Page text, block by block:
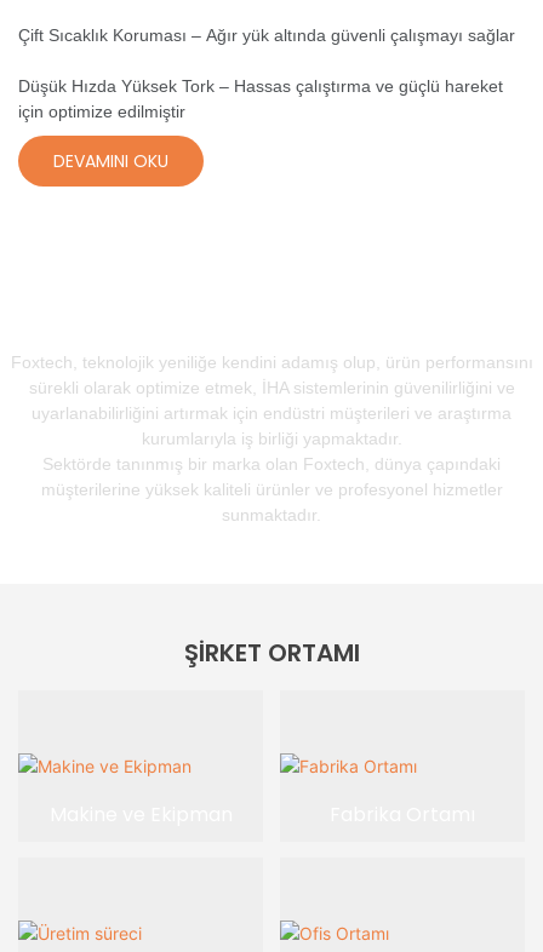
Çift Sıcaklık Koruması – Ağır yük altında güvenli çalışmayı sağlar
Düşük Hızda Yüksek Tork – Hassas çalıştırma ve güçlü hareket
için optimize edilmiştir
DEVAMINI OKU
Foxtech, teknolojik yeniliğe kendini adamış olup, ürün performansını
sürekli olarak optimize etmek, İHA sistemlerinin güvenilirliğini ve
uyarlanabilirliğini artırmak için endüstri müşterileri ve araştırma
kurumlarıyla iş birliği yapmaktadır.
Sektörde tanınmış bir marka olan Foxtech, dünya çapındaki
müşterilerine yüksek kaliteli ürünler ve profesyonel hizmetler
sunmaktadır.
ŞIRKET ORTAMI